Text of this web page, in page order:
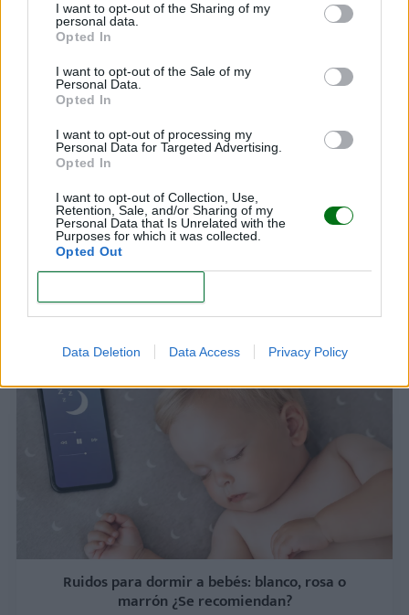
I want to opt-out of the Sharing of my
personal data.
Opted In
I want to opt-out of the Sale of my
Personal Data.
Opted In
I want to opt-out of processing my
Personal Data for Targeted Advertising.
Opted In
I want to opt-out of Collection, Use,
Retention, Sale, and/or Sharing of my
Personal Data that Is Unrelated with the
Purposes for which it was collected.
Opted Out
Data Deletion Data Access Privacy Policy
Te puede interesar…
Cuándo ir a Urgencias con un niño: guía completa
para padres
LEER
Ruidos para dormir a bebés: blanco, rosa o
marrón ¿Se recomiendan?